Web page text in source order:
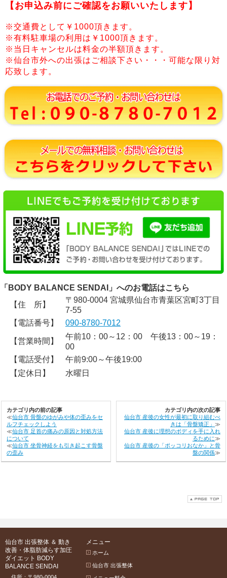
【お申込み前にご確認をお願いいたします】
※交通費として￥1000頂きます。
※有料駐車場の利用は￥1000頂きます。
※当日キャンセルは料金の半額頂きます。
※仙台市外への出張はご相談下さい・・・可能な限り対
応致します。
「BODY BALANCE SENDAI」へのお電話はこちら
【住 所】
〒980-0004 宮城県仙台市青葉区宮町3丁目
7-55
【電話番号】
090-8780-7012
【営業時間】
午前10：00～12：00 午後13：00～19：
00
【電話受付】
午前9:00～午後19:00
【定休日】
水曜日
カテゴリ内の前の記事
≪仙台市 骨盤のゆがみや体の歪みをセ
ルフチェックしよう
≪仙台市 足首の痛みの原因と対処方法
について
≪仙台市 坐骨神経をも引き起こす骨盤
の歪み
カテゴリ内の次の記事
仙台市 産後の女性が最初に取り組むべ
きは「骨盤矯正」 ≫
仙台市 産後に理想のボディを手に入れ
るために≫
仙台市 産後の「ポッコリおなか」と骨
盤の関係≫
仙台市 出張整体 ＆ 動き
改善・体脂肪減らす加圧
ダイエット BODY
BALANCE SENDAI
メニュー
ホーム
仙台市 出張整体